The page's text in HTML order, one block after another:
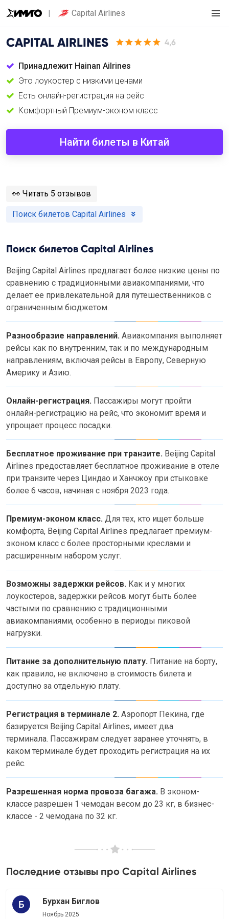
Capital Airlines
CAPITAL AIRLINES 4,6
Принадлежит Hainan Ailrines
Это лоукостер с низкими ценами
Есть онлайн-регистрация на рейс
Комфортный Премиум-эконом класс
Найти билеты в Китай
️👀 Читать 5 отзывов
Поиск билетов Capital Airlines
Поиск билетов Capital Airlines
Beijing Capital Airlines предлагает более низкие цены по
сравнению с традиционными авиакомпаниями, что
делает ее привлекательной для путешественников с
ограниченным бюджетом.
Разнообразие направлений. Авиакомпания выполняет
рейсы как по внутренним, так и по международным
направлениям, включая рейсы в Европу, Северную
Америку и Азию.
Онлайн-регистрация. Пассажиры могут пройти
онлайн-регистрацию на рейс, что экономит время и
упрощает процесс посадки.
Бесплатное проживание при транзите. Beijing Capital
Airlines предоставляет бесплатное проживание в отеле
при транзите через Циндао и Ханчжоу при стыковке
более 6 часов, начиная с ноября 2023 года.
Премиум-эконом класс. Для тех, кто ищет больше
комфорта, Beijing Capital Airlines предлагает премиум-
эконом класс с более просторными креслами и
расширенным набором услуг.
Возможны задержки рейсов. Как и у многих
лоукостеров, задержки рейсов могут быть более
частыми по сравнению с традиционными
авиакомпаниями, особенно в периоды пиковой
нагрузки.
Питание за дополнительную плату. Питание на борту,
как правило, не включено в стоимость билета и
доступно за отдельную плату.
Регистрация в терминале 2. Аэропорт Пекина, где
базируется Beijing Capital Airlines, имеет два
терминала. Пассажирам следует заранее уточнять, в
каком терминале будет проходить регистрация на их
рейс.
Разрешенная норма провоза багажа. В эконом-
классе разрешен 1 чемодан весом до 23 кг, в бизнес-
классе - 2 чемодана по 32 кг.
Последние отзывы про Capital Airlines
Бурхан Биглов
Ноябрь 2025